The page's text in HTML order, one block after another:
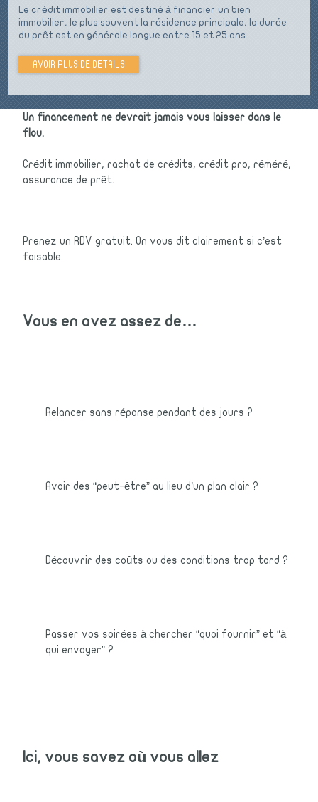
Le crédit immobilier est destiné à financier un bien
immobilier, le plus souvent la résidence principale, la durée
du prêt est en générale longue entre 15 et 25 ans.
AVOIR PLUS DE DETAILS
Un financement ne devrait jamais vous laisser dans le
flou.
Crédit immobilier, rachat de crédits, crédit pro, réméré,
assurance de prêt.
Prenez un RDV gratuit. On vous dit clairement si c’est
faisable.
Vous en avez assez de…
Relancer sans réponse pendant des jours ?
Avoir des “peut-être” au lieu d’un plan clair ?
Découvrir des coûts ou des conditions trop tard ?
Passer vos soirées à chercher “quoi fournir” et “à
qui envoyer” ?
Ici, vous savez où vous allez